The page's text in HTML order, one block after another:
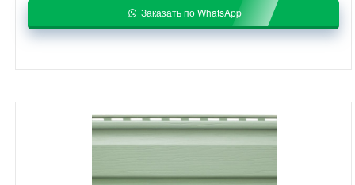
Заказать по WhatsApp